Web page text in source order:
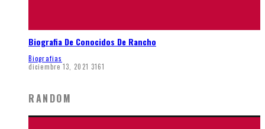
Biografia De Conocidos De Rancho
Biografias
diciembre 13, 2021 3161
RANDOM